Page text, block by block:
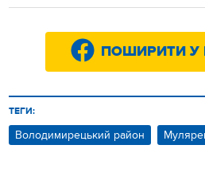
ПОШИРИТИ У
ТЕГИ:
Володимирецький район